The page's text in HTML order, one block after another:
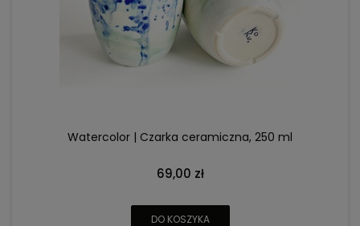
Watercolor | Czarka ceramiczna, 250 ml
69,00 zł
DO KOSZYKA